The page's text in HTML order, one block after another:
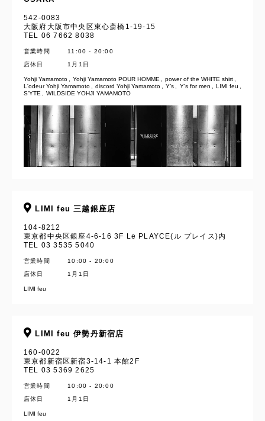
542-0083
大阪府大阪市中央区東心斎橋1-19-15
TEL 06 7662 8038
営業時間
11:00 - 20:00
店休日
1月1日
Yohji Yamamoto Yohji Yamamoto POUR HOMME
power of the WHITE shirt
L'odeur Yohji Yamamoto
discord Yohji Yamamoto Y’s Y's for men
LIMI feu
S’YTE
WILDSIDE YOHJI YAMAMOTO
LIMI feu 三越銀座店
104-8212
東京都中央区銀座4-6-16 3F Le PLAYCE(ル プレイス)内
TEL 03 3535 5040
営業時間
10:00 - 20:00
店休日
1月1日
LIMI feu
LIMI feu 伊勢丹新宿店
160-0022
東京都新宿区新宿3-14-1 本館2F
TEL 03 5369 2625
営業時間
10:00 - 20:00
店休日
1月1日
LIMI feu